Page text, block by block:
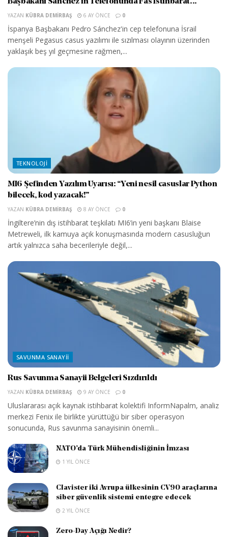
YAZAN KÜBRA DEMIRBAŞ 6 AY ÖNCE 0
İspanya Başbakanı Pedro Sánchez'in cep telefonuna İsrail
menşeli Pegasus casus yazılımı ile sızılması olayının üzerinden
yaklaşık beş yıl geçmesine rağmen,...
TEKNOLOJI
MI6 Şefinden Yazılım Uyarısı: “Yeni nesil casuslar Python
bilecek, kod yazacak!”
YAZAN KÜBRA DEMIRBAŞ 8 AY ÖNCE 0
İngiltere’nin dış istihbarat teşkilatı MI6’in yeni başkanı Blaise
Metreweli, ilk kamuya açık konuşmasında modern casusluğun
artık yalnızca saha becerileriyle değil,...
SAVUNMA SANAYII
Rus Savunma Sanayii Belgeleri Sızdırıldı
YAZAN KÜBRA DEMIRBAŞ 9 AY ÖNCE 0
Uluslararası açık kaynak istihbarat kolektifi InformNapalm, analiz
merkezi Fenix ile birlikte yürüttüğü bir siber operasyon
sonucunda, Rus savunma sanayisinin önemli...
NATO’da Türk Mühendisliğinin İmzası
1 YIL ÖNCE
Clavister iki Avrupa ülkesinin CV90 araçlarına
siber güvenlik sistemi entegre edecek
2 YIL ÖNCE
Zero-Day Açığı Nedir?